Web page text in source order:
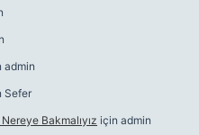
admin
Sefer
Bakmalıyız için admin